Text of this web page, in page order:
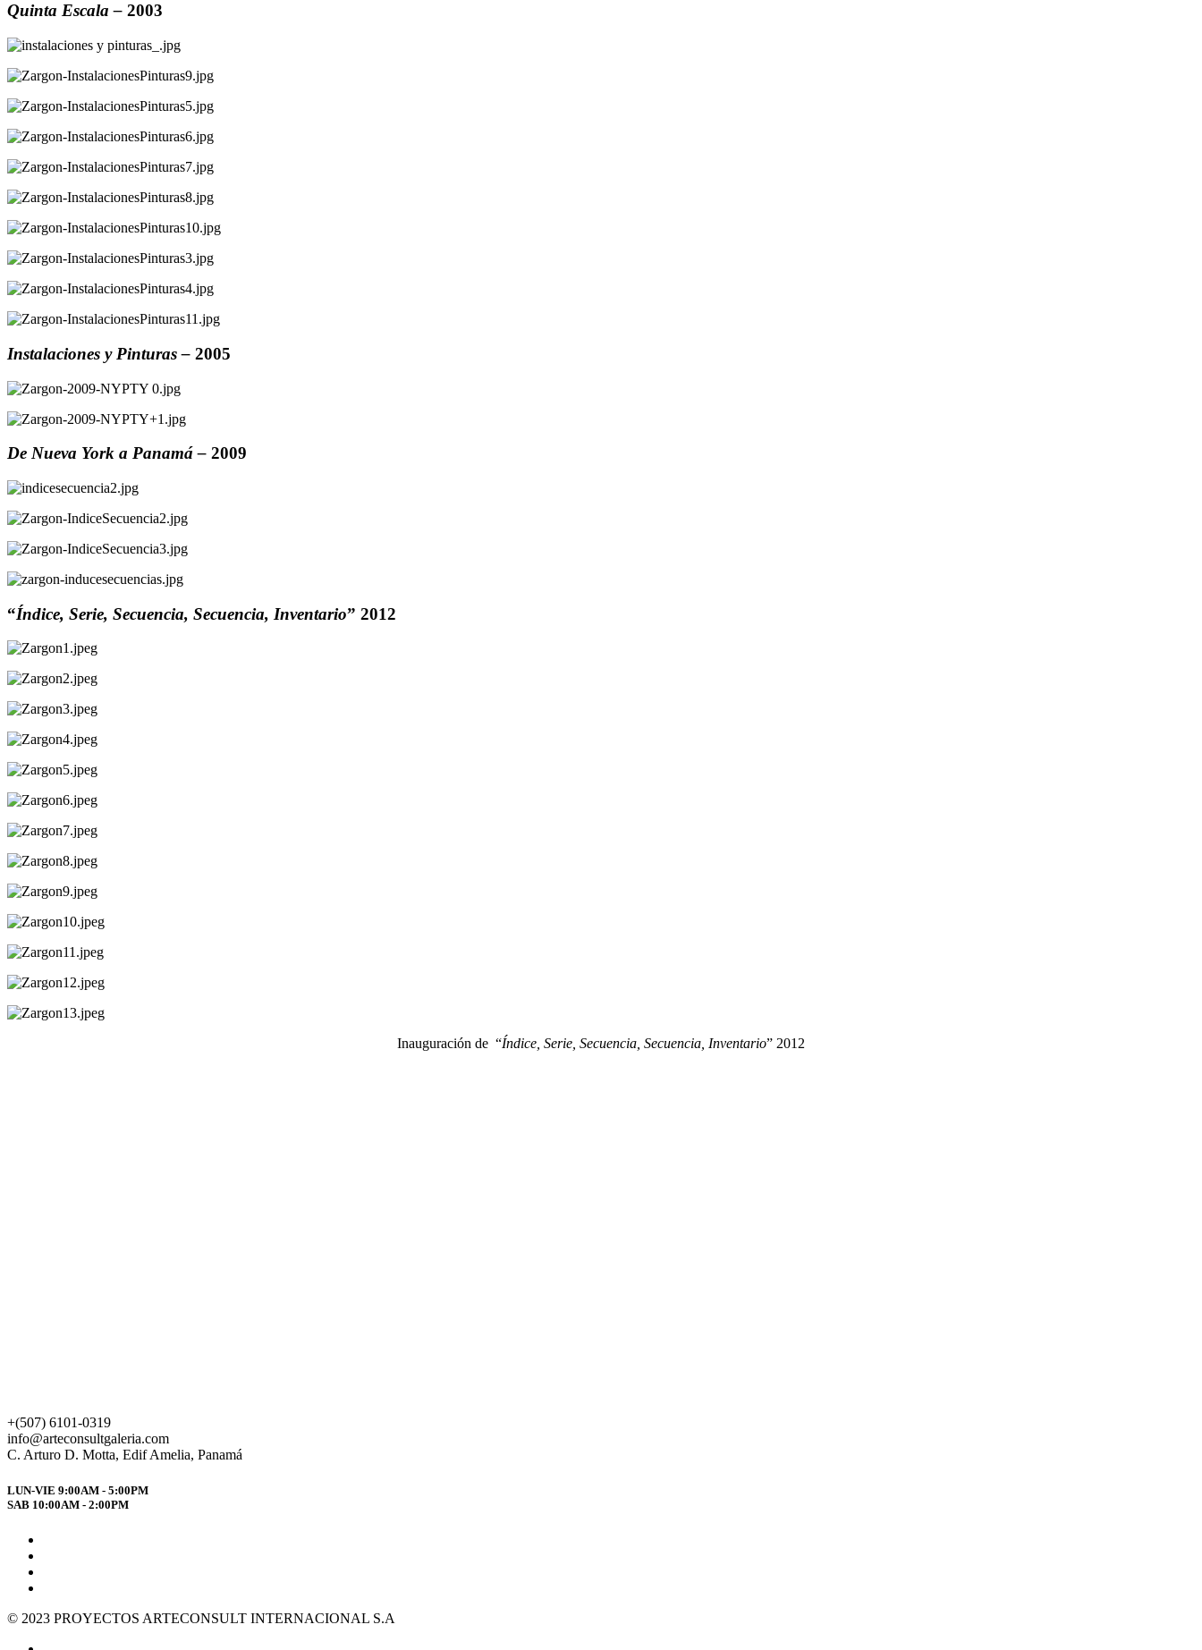
Quinta Escala – 2003
Instalaciones y Pinturas – 2005
De Nueva York a Panamá – 2009
“Índice, Serie, Secuencia, Secuencia, Inventario” 2012
Inauguración de  “Índice, Serie, Secuencia, Secuencia, Inventario” 2012
+(507) 6101-0319
info@arteconsultgaleria.com
C. Arturo D. Motta, Edif Amelia, Panamá
LUN-VIE 9:00AM - 5:00PM
SAB 10:00AM - 2:00PM
© 2023 PROYECTOS ARTECONSULT INTERNACIONAL S.A